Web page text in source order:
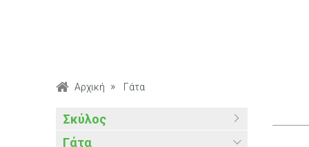
Αρχική Γάτα
Σκύλος
Ξηρή Τροφή
Γάτα